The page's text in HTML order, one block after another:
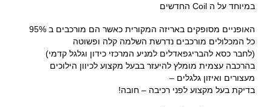
במיוחד על ה Coil החדשים
האופניים מסופקים באריזה המקורית כאשר הם מורכבים ב 95%
כל המכלולים מורכבים נדרשת השלמה קלה ופשוטה
(לחבר כסא להבריגפאדלים למניע המרכזי כידון וגלגל קדמי)
בהרכבה עצמית מומלץ להיעזר בבעל מקצוע לכיוון הילוכים
מעצורים ואיזון גלגלים –
בדיקת בעל מקצוע לפני רכיבה – חובה!